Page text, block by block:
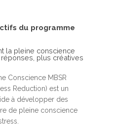
du programme
la pleine conscience
plus créatives
Conscience MBSR
Reduction) est un
à développer des
de pleine conscience